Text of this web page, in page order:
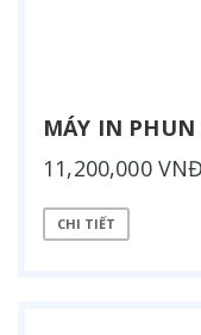
MÁY IN PHUN
11,200,000 VNĐ
CHI TIẾT